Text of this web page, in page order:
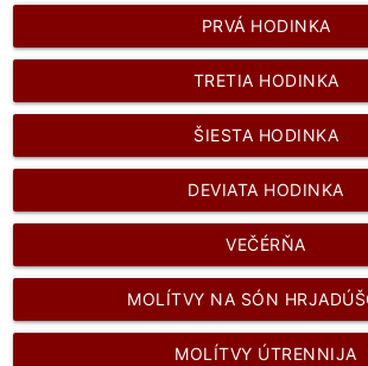
PRVÁ HODINKA
TRETIA HODINKA
ŠIESTA HODINKA
DEVIATA HODINKA
VEČÉRŇA
MOLÍTVY NA SÓN
MOLÍTVY ÚTRENNIJA